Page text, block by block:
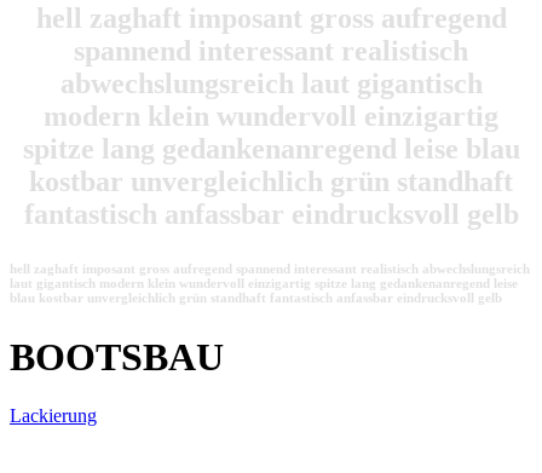
hell zaghaft imposant gross aufregend
spannend interessant realistisch
abwechslungsreich laut gigantisch
modern klein wundervoll einzigartig
spitze lang gedankenanregend leise blau
kostbar unvergleichlich grün standhaft
fantastisch anfassbar eindrucksvoll gelb
hell zaghaft imposant gross aufregend spannend interessant realistisch abwechslungsreich
laut gigantisch modern klein wundervoll einzigartig spitze lang gedankenanregend leise
blau kostbar unvergleichlich grün standhaft fantastisch anfassbar eindrucksvoll gelb
BOOTSBAU
Lackierung